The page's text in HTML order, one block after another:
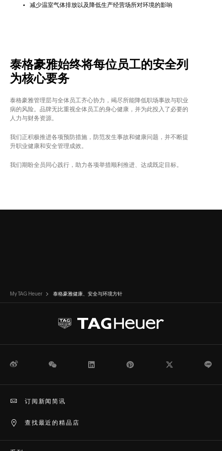
减少温室气体排放以及降低生产经营场所对环境的影响
泰格豪雅始终将每位员工的安全列
为核心要务
泰格豪雅管理层与全体员工齐心协力，竭尽所能降低职场事故与职业
病的风险。品牌无比重视全体员工的身心健康，并为此投入了必要的
人力与财务资源。
我们正积极推进各项预防措施，防范发生事故和健康问题，并不断提
升职业健康和安全管理成效。
我们期盼全员同心践行，助力各项举措顺利推进、达成既定目标。
My TAG Heuer 泰格豪雅健康、安全与环境方针
微博 WeChat Pinterest
查找最近的精品店
订阅新闻简讯